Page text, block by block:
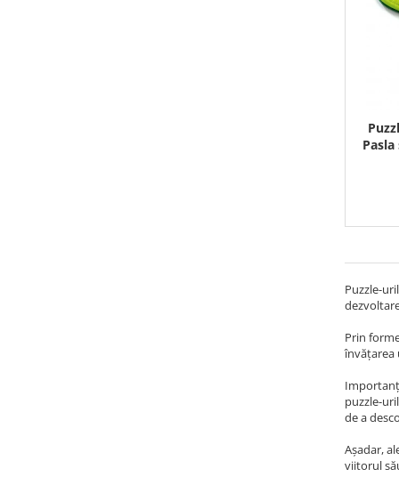
Puzzle-
Prin
învățarea
puzzle-
de a
Așadar,
viitorul